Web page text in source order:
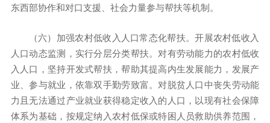
东西部协作和对口支援、社会力量参与帮扶等机制。
（六）加强农村低收入人口常态化帮扶。开展农村低收入
人口动态监测，实行分层分类帮扶。对有劳动能力的农村低收
入人口，坚持开发式帮扶，帮助其提高内生发展能力，发展产
业、参与就业，依靠双手勤劳致富。对脱贫人口中丧失劳动能
力且无法通过产业就业获得稳定收入的人口，以现有社会保障
体系为基础，按规定纳入农村低保或特困人员救助供养范围，